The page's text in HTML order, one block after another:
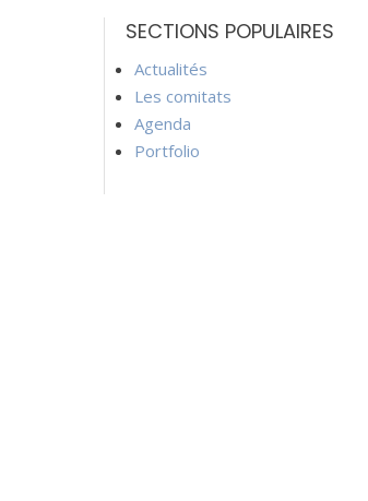
SECTIONS POPULAIRES
Actualités
Les comitats
Agenda
Portfolio